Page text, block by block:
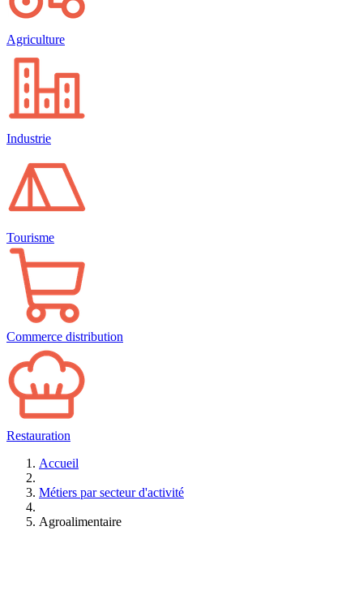
Agriculture
Industrie
Tourisme
Commerce distribution
Restauration
Accueil
Métiers par secteur d'activité
Agroalimentaire